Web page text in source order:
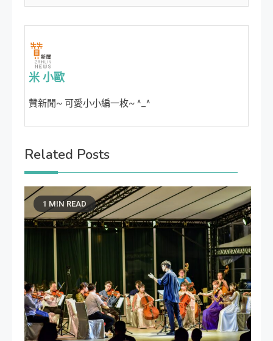
米 小歐
贊新聞~ 可愛小小編一枚~ ^_^
Related Posts
1 MIN READ